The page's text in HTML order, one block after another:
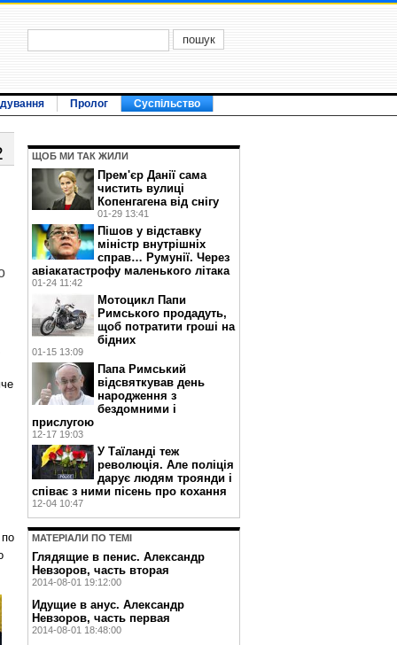
Пролог Суспільство
ЩОБ МИ ТАК ЖИЛИ
Прем'єр Данії сама
чистить вулиці
Копенгагена від снігу
01-29 13:41
Пішов у відставку
міністр внутрішніх
справ… Румунії. Через
авіакатастрофу маленького літака
01-24 11:42
Мотоцикл Папи
Римського продадуть,
щоб потратити гроші на
бідних
01-15 13:09
Папа Римський
відсвяткував день
народження з
бездомними і
прислугою
12-17 19:03
У Таїланді теж
революція. Але поліція
дарує людям троянди і
співає з ними пісень про кохання
12-04 10:47
МАТЕРIАЛИ ПО ТЕМI
Глядящие в пенис. Александр
Невзоров, часть вторая
2014-08-01 19:12:00
Идущие в анус. Александр
Невзоров, часть первая
2014-08-01 18:48:00